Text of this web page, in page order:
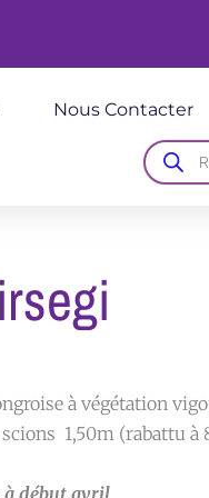
Nous Contacter
de
produits
à végétation
1,50m (rabattu à
à début